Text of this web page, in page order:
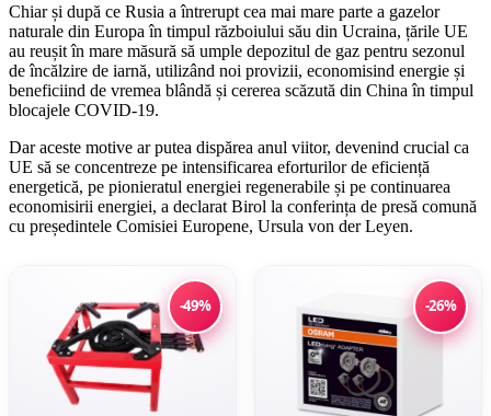
Chiar și după ce Rusia a întrerupt cea mai mare parte a gazelor
naturale din Europa în timpul războiului său din Ucraina, țările UE
au reușit în mare măsură să umple depozitul de gaz pentru sezonul
de încălzire de iarnă, utilizând noi provizii, economisind energie și
beneficiind de vremea blândă și cererea scăzută din China în timpul
blocajele COVID-19.
Dar aceste motive ar putea dispărea anul viitor, devenind crucial ca
UE să se concentreze pe intensificarea eforturilor de eficiență
energetică, pe pionieratul energiei regenerabile și pe continuarea
economisirii energiei, a declarat Birol la conferința de presă comună
cu președintele Comisiei Europene, Ursula von der Leyen.
-49% -26%